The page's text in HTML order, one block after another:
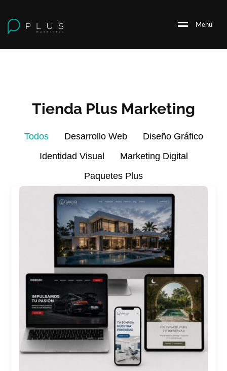
Menu
Tienda Plus Marketing
Desarrollo Web
Diseño Gráfico
Identidad Visual
Marketing Digital
Paquetes Plus
Todos